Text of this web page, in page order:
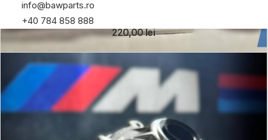
info@bawparts.ro
+40 784 858 888
față dreapta (front right driveshaft support
220,00lei